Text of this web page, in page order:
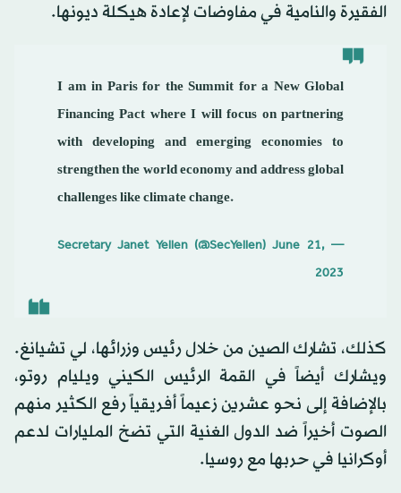
الفقيرة والنامية في مفاوضات لإعادة هيكلة ديونها.
I am in Paris for the Summit for a New Global
Financing Pact where I will focus on partnering
with developing and emerging economies to
strengthen the world economy and address global
challenges like climate change.
— Secretary Janet Yellen (@SecYellen)
June 21,
2023
كذلك، تشارك الصين من خلال رئيس وزرائها، لي تشيانغ.
ويشارك أيضاً في القمة الرئيس الكيني ويليام روتو،
بالإضافة إلى نحو عشرين زعيماً أفريقياً رفع الكثير منهم
الصوت أخيراً ضد الدول الغنية التي تضخ المليارات لدعم
أوكرانيا في حربها مع روسيا.